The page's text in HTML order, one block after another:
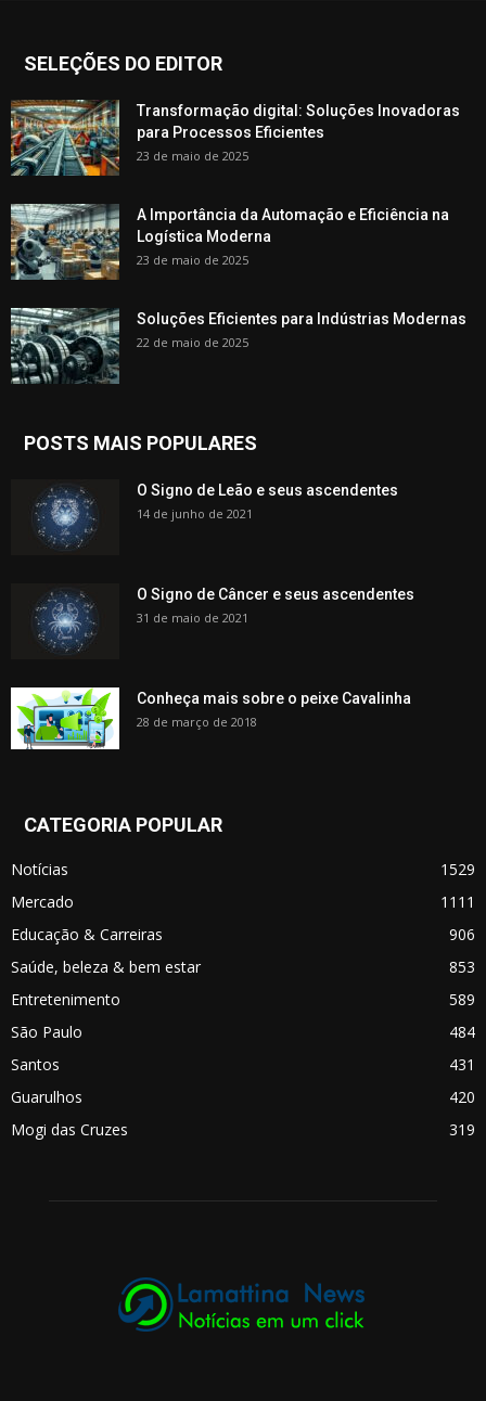
SELEÇÕES DO EDITOR
Transformação digital: Soluções Inovadoras
para Processos Eficientes
23 de maio de 2025
A Importância da Automação e Eficiência na
Logística Moderna
23 de maio de 2025
Soluções Eficientes para Indústrias Modernas
22 de maio de 2025
POSTS MAIS POPULARES
O Signo de Leão e seus ascendentes
14 de junho de 2021
O Signo de Câncer e seus ascendentes
31 de maio de 2021
Conheça mais sobre o peixe Cavalinha
28 de março de 2018
CATEGORIA POPULAR
Notícias
1529
Mercado
1111
Educação & Carreiras
906
Saúde, beleza & bem estar
853
Entretenimento
589
São Paulo
484
Santos
431
Guarulhos
420
Mogi das Cruzes
319